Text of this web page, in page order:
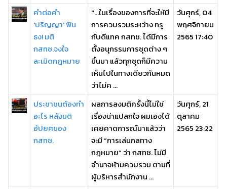
คำต่อคำ
'ปริญญา' ฟัน
ธง! มติ
กสทช.จงใจ
ละเมิดกฎหมาย
"...ในเรื่องของการที่จะให้มี
การควบรวมระหว่าง ทรู
กับดีแทค กสทช. ได้มีการ
ตั้งอนุกรรมการชุดต่าง ๆ
ขึ้นมา แล้วทุกชุดก็มีความ
เห็นไปในทางเดียวกันหมด
ว่าไม่ค ...
วันศุกร์, 04
พฤศจิกายน
2565 17:40
ประชาชนต้องทำ
อะไร หลังมติ
อัปยศของ
กสทช.
ผลการลงมติครั้งนี้ไม่ใช่
เรื่องน่าแปลกใจ ผมเองได้
เคยคาดการณ์มาแล้วว่า
จะมี “การเล่นกลทาง
กฎหมาย” ว่า กสทช. ไม่มี
อำนาจห้ามควบรวม ตามที่
ผู้บริหารสำนักงาน ...
วันศุกร์, 21
ตุลาคม
2565 23:22